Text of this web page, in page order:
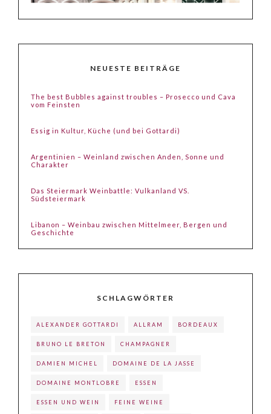
NEUESTE BEITRÄGE
The best Bubbles against troubles – Prosecco und Cava
vom Feinsten
Essig in Kultur, Küche (und bei Gottardi)
Argentinien – Weinland zwischen Anden, Sonne und
Charakter
Das Steiermark Weinbattle: Vulkanland VS.
Südsteiermark
Libanon – Weinbau zwischen Mittelmeer, Bergen und
Geschichte
SCHLAGWÖRTER
ALEXANDER GOTTARDI ALLRAM BORDEAUX
BRUNO LE BRETON CHAMPAGNER
DAMIEN MICHEL DOMAINE DE LA JASSE
DOMAINE MONTLOBRE ESSEN
ESSEN UND WEIN FEINE WEINE